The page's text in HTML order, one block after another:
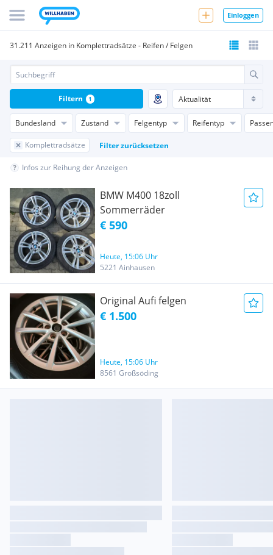
Einloggen
31.211 Anzeigen in Komplettradsätze - Reifen / Felgen
Bundesland Zustand Felgentyp Reifentyp
Komplettradsätze Filter zurücksetzen
Filtern 1
Infos zur Reihung der Anzeigen
BMW M400 18zoll
Sommerräder
€ 590
Heute, 15:06 Uhr
5221 Ainhausen
Original Aufi felgen
€ 1.500
Heute, 15:06 Uhr
8561 Großsöding